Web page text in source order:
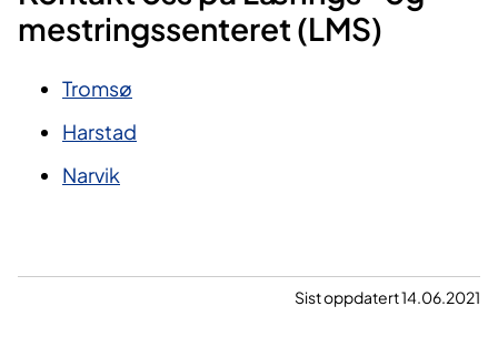
mestringssenteret (LMS)
Tromsø
Harstad
Narvik
Sist oppdatert 14.06.2021